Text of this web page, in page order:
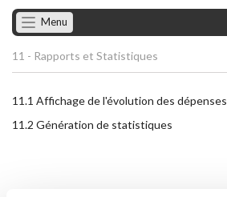
Menu
11 - Rapports et Statistiques
11.1 Affichage de l'évolution des dépenses
11.2 Génération de statistiques